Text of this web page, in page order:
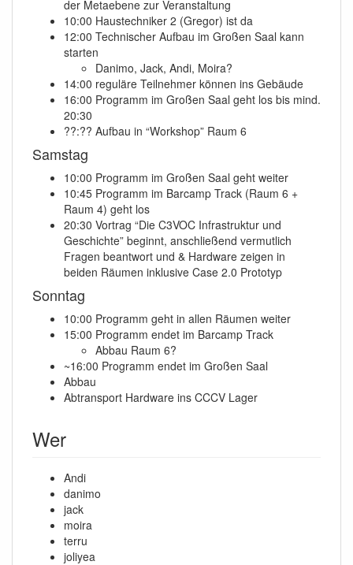
der Metaebene zur Veranstaltung
10:00 Haustechniker 2 (Gregor) ist da
12:00 Technischer Aufbau im Großen Saal kann
starten
Danimo, Jack, Andi, Moira?
14:00 reguläre Teilnehmer können ins Gebäude
16:00 Programm im Großen Saal geht los bis mind.
20:30
??:?? Aufbau in “Workshop” Raum 6
Samstag
10:00 Programm im Großen Saal geht weiter
10:45 Programm im Barcamp Track (Raum 6 +
Raum 4) geht los
20:30 Vortrag “Die C3VOC Infrastruktur und
Geschichte” beginnt, anschließend vermutlich
Fragen beantwort und & Hardware zeigen in
beiden Räumen inklusive Case 2.0 Prototyp
Sonntag
10:00 Programm geht in allen Räumen weiter
15:00 Programm endet im Barcamp Track
Abbau Raum 6?
~16:00 Programm endet im Großen Saal
Abbau
Abtransport Hardware ins CCCV Lager
Wer
Andi
danimo
jack
moira
terru
joliyea